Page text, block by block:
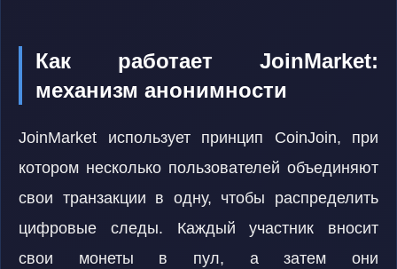
Как работает JoinMarket:
механизм анонимности
JoinMarket использует принцип CoinJoin, при
котором несколько пользователей объединяют
свои транзакции в одну, чтобы распределить
цифровые следы. Каждый участник вносит
свои монеты в пул, а затем они